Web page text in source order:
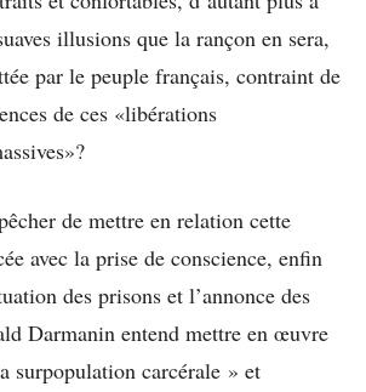
illusions que la rançon en sera,
par le peuple français, contraint de
de ces «libérations
de mettre en relation cette
avec la prise de conscience, enfin
des prisons et l’annonce des
Darmanin entend mettre en œuvre
surpopulation carcérale » et